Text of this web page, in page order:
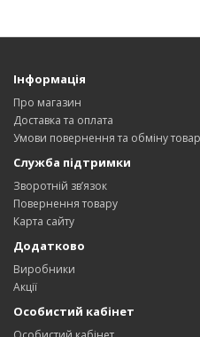
Інформація
Про магазин
Доставка та оплата
Умови повернення та обміну
Служба підтримки
Зворотній зв’язок
Повернення товару
Карта сайту
Додатково
Виробники
Акції
Особистий кабінет